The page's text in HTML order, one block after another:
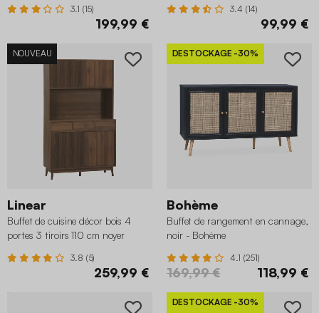
3.1 (15)
199,99 €
3.4 (14)
99,99 €
NOUVEAU
Linear
Buffet de cuisine décor bois 4
portes 3 tiroirs 110 cm noyer
3.8 (5)
259,99 €
DESTOCKAGE -30%
Bohème
Buffet de rangement en cannage,
noir - Bohème
4.1 (251)
169,99 € 118,99 €
DESTOCKAGE -30%